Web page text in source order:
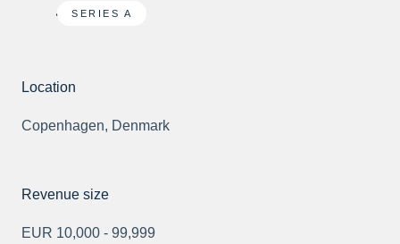
SERIES A
Location
Copenhagen, Denmark
Revenue size
EUR 10,000 - 99,999